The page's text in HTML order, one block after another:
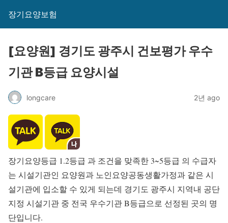
장기요양보험
[요양원] 경기도 광주시 건보평가 우수
기관 B등급 요양시설
longcare 2년 ago
장기요양등급 1.2등급 과 조건을 맞족한 3~5등급 의 수급자
는 시설기관인 요양원과 노인요양공동생활가정과 같은 시
설기관에 입소할 수 있게 되는데 경기도 광주시 지역내 공단
지정 시설기관 중 전국 우수기관 B등급으로 선정된 곳의 명
단입니다.